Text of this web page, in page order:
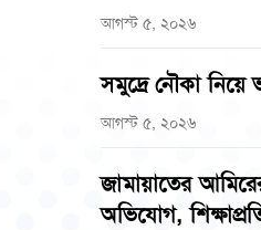
আগস্ট ৫, ২০২৬
সমুদ্রে নৌকা নিয়ে
আগস্ট ৫, ২০২৬
জামায়াতের আমিরের
অভিযোগ,